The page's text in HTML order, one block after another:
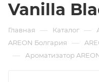
Vanilla
Главная — Каталог —
AREON Болгария —
— Ароматизатор